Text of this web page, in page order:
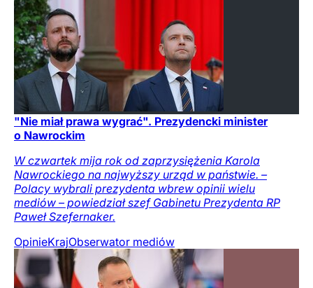
"Nie miał prawa wygrać". Prezydencki minister
o Nawrockim
W czwartek mija rok od zaprzysiężenia Karola
Nawrockiego na najwyższy urząd w państwie. –
Polacy wybrali prezydenta wbrew opinii wielu
mediów – powiedział szef Gabinetu Prezydenta RP
Paweł Szefernaker.
OpinieKrajObserwator mediów